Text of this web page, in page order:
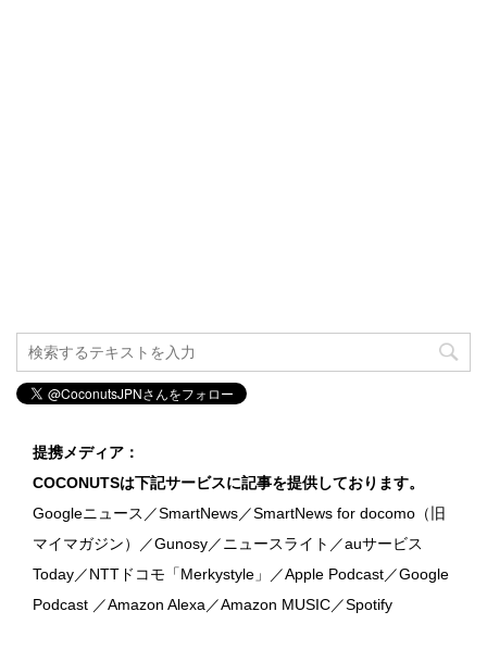
提携メディア：
COCONUTSは下記サービスに記事を提供しております。
Googleニュース／SmartNews／SmartNews for docomo（旧
マイマガジン）／Gunosy／ニュースライト／auサービス
Today／NTTドコモ「Merkystyle」／Apple Podcast／Google
Podcast ／Amazon Alexa／Amazon MUSIC／Spotify